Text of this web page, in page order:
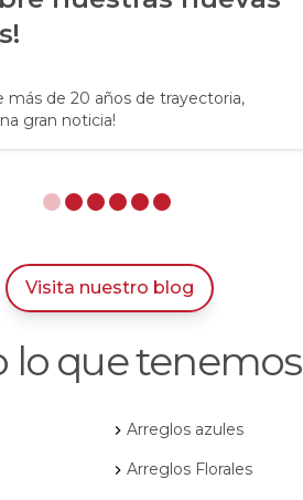
más de 20 años de trayectoria,
gran noticia!
Visita nuestro blog
lo que tenemos
Arreglos azules
Arreglos Florales